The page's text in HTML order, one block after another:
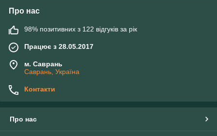
Про нас
98% позитивних з 122 відгуків за рік
Працює з 28.05.2017
м. Саврань
Саврань, Україна
Контакти
Про нас